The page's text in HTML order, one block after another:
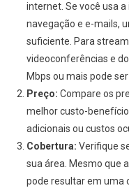
internet. Se você usa
navegação e e-mails,
suficiente. Para
videoconferências e
Mbps ou mais pode
Preço: Compare os
melhor custo-
adicionais ou custos
Cobertura: Verifique
sua área. Mesmo que
pode resultar em uma